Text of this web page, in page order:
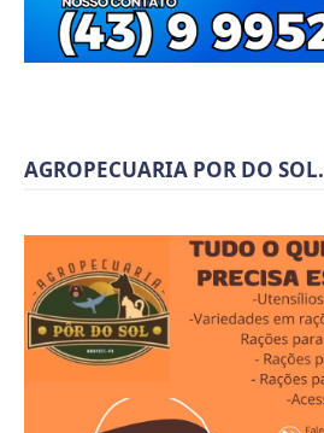
AGROPECUARIA POR DO SOL.